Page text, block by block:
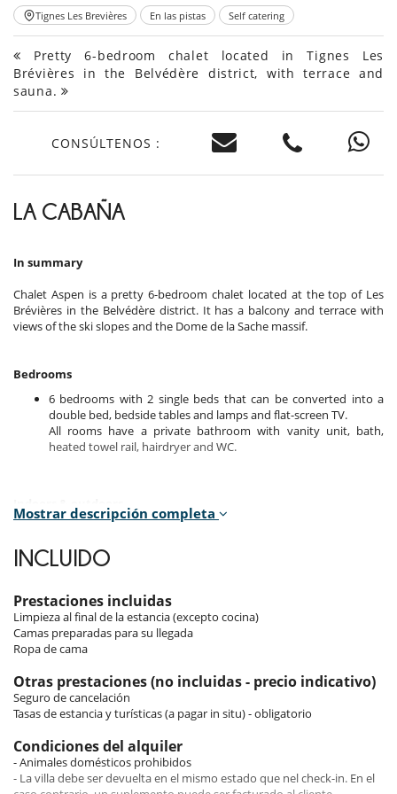
Tignes Les Brevières En las pistas Self catering
Pretty 6-bedroom chalet located in Tignes Les
Brévières in the Belvédère district, with terrace and
sauna.
CONSÚLTENOS :
LA CABAÑA
In summary
Chalet Aspen is a pretty 6-bedroom chalet located at the top of Les
Brévières in the Belvédère district. It has a balcony and terrace with
views of the ski slopes and the Dome de la Sache massif.
Bedrooms
6 bedrooms with 2 single beds that can be converted into a
double bed, bedside tables and lamps and flat-screen TV.
All rooms have a private bathroom with vanity unit, bath,
heated towel rail, hairdryer and WC.
its 6 bedrooms.
You enter the chalet via the large terrace, which leads to a small
impressive 4-5 metre high ceilings. The open-plan kitchen adds even
more space to the communal areas.
The chalet has 3 levels:
4 bedrooms, each with its own bathroom.
1 sauna.
entrance hall.
large terrace (wooden deck).
fully-equipped kitchen opening onto living/dining room:
1 fridge with 3-drawer freezer, 1 dishwasher, 1 oven, 1
Mostrar descripción completa
INCLUIDO
Prestaciones incluidas
Limpieza al final de la estancia (excepto cocina)
Camas preparadas para su llegada
Ropa de cama
Otras prestaciones (no incluidas - precio indicativo)
Seguro de cancelación
Tasas de estancia y turísticas (a pagar in situ) - obligatorio
Condiciones del alquiler
- Animales domésticos prohibidos
- La villa debe ser devuelta en el mismo estado que nel check-in. En el